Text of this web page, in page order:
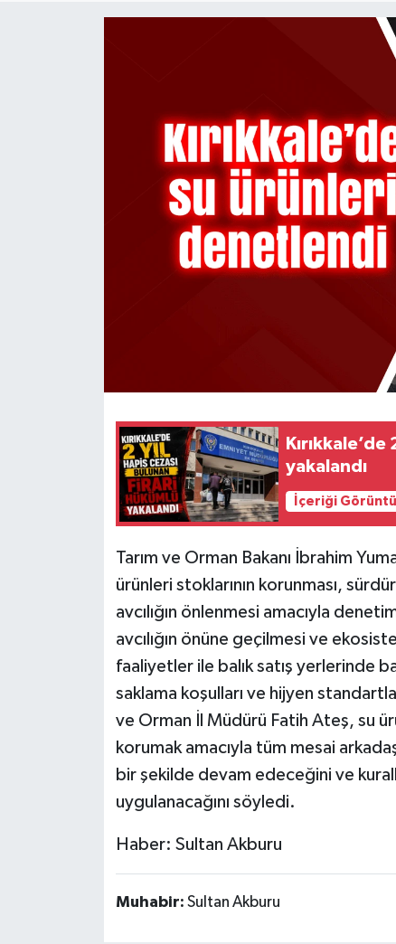
yakalandı
İçeriği
Tarım ve Orman Bakanı İbrahim
ürünleri stoklarının korunması,
avcılığın önlenmesi amacıyla
avcılığın önüne geçilmesi ve
faaliyetler ile balık satış yerlerinde
saklama koşulları ve hijyen
ve Orman İl Müdürü Fatih Ateş, su
korumak amacıyla tüm mesai
bir şekilde devam edeceğini ve
uygulanacağını söyledi.
Haber: Sultan Akburu
Muhabir: Sultan Akburu